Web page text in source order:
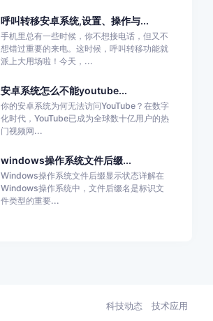
呼叫转移安卓系统,设置、操作与...
手机里总有一些时候，你不想接电话，但又不
想错过重要的来电。这时候，呼叫转移功能就
派上大用场啦！今天，...
安卓系统怎么不能youtube...
你的安卓系统为何无法访问YouTube？在数字
化时代，YouTube已成为全球数十亿用户的热
门视频网...
windows操作系统文件后缀...
Windows操作系统文件后缀显示状态详解在
Windows操作系统中，文件后缀名是标识文
件类型的重要...
科技动态 技术应用